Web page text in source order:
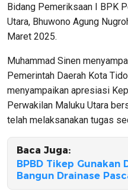
Bidang Pemeriksaan I BPK
Utara, Bhuwono Agung
Maret 2025.
Muhammad Sinen
Pemerintah Daerah Kota
menyampaikan apresiasi
Perwakilan Maluku Utara
telah melaksanakan tugas
Baca Juga:
BPBD Tikep Gunakan
Bangun Drainase